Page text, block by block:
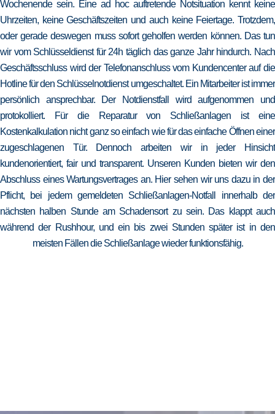
Wochenende sein. Eine ad hoc auftretende Notsituation kennt keine
Uhrzeiten, keine Geschäftszeiten und auch keine Feiertage. Trotzdem,
oder gerade deswegen muss sofort geholfen werden können. Das tun
wir vom Schlüsseldienst für 24h täglich das ganze Jahr hindurch. Nach
Geschäftsschluss wird der Telefonanschluss vom Kundencenter auf die
Hotline für den Schlüsselnotdienst umgeschaltet. Ein Mitarbeiter ist immer
persönlich ansprechbar. Der Notdienstfall wird aufgenommen und
protokolliert. Für die Reparatur von Schließanlagen ist eine
Kostenkalkulation nicht ganz so einfach wie für das einfache Öffnen einer
zugeschlagenen Tür. Dennoch arbeiten wir in jeder Hinsicht
kundenorientiert, fair und transparent. Unseren Kunden bieten wir den
Abschluss eines Wartungsvertrages an. Hier sehen wir uns dazu in der
Pflicht, bei jedem gemeldeten Schließanlagen-Notfall innerhalb der
nächsten halben Stunde am Schadensort zu sein. Das klappt auch
während der Rushhour, und ein bis zwei Stunden später ist in den
meisten Fällen die Schließanlage wieder funktionsfähig.